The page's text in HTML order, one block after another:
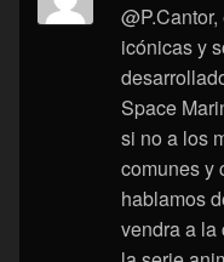
icónicas y
Space
si no a los
comunes y
hablamos
vendra a la